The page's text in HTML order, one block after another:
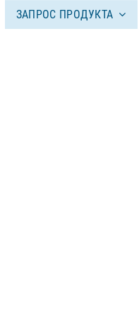
ЗАПРОС ПРОДУКТА